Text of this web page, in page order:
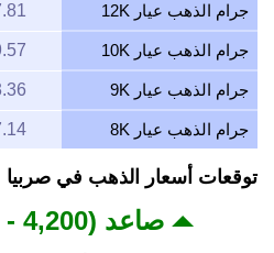
جرام الذهب عيار 12K
جرام الذهب عيار 10K
جرام الذهب عيار 9K
جرام الذهب عيار 8K
توقعات أسعار الذهب في صربيا
صاعد (4,200 - 4,350 USD)